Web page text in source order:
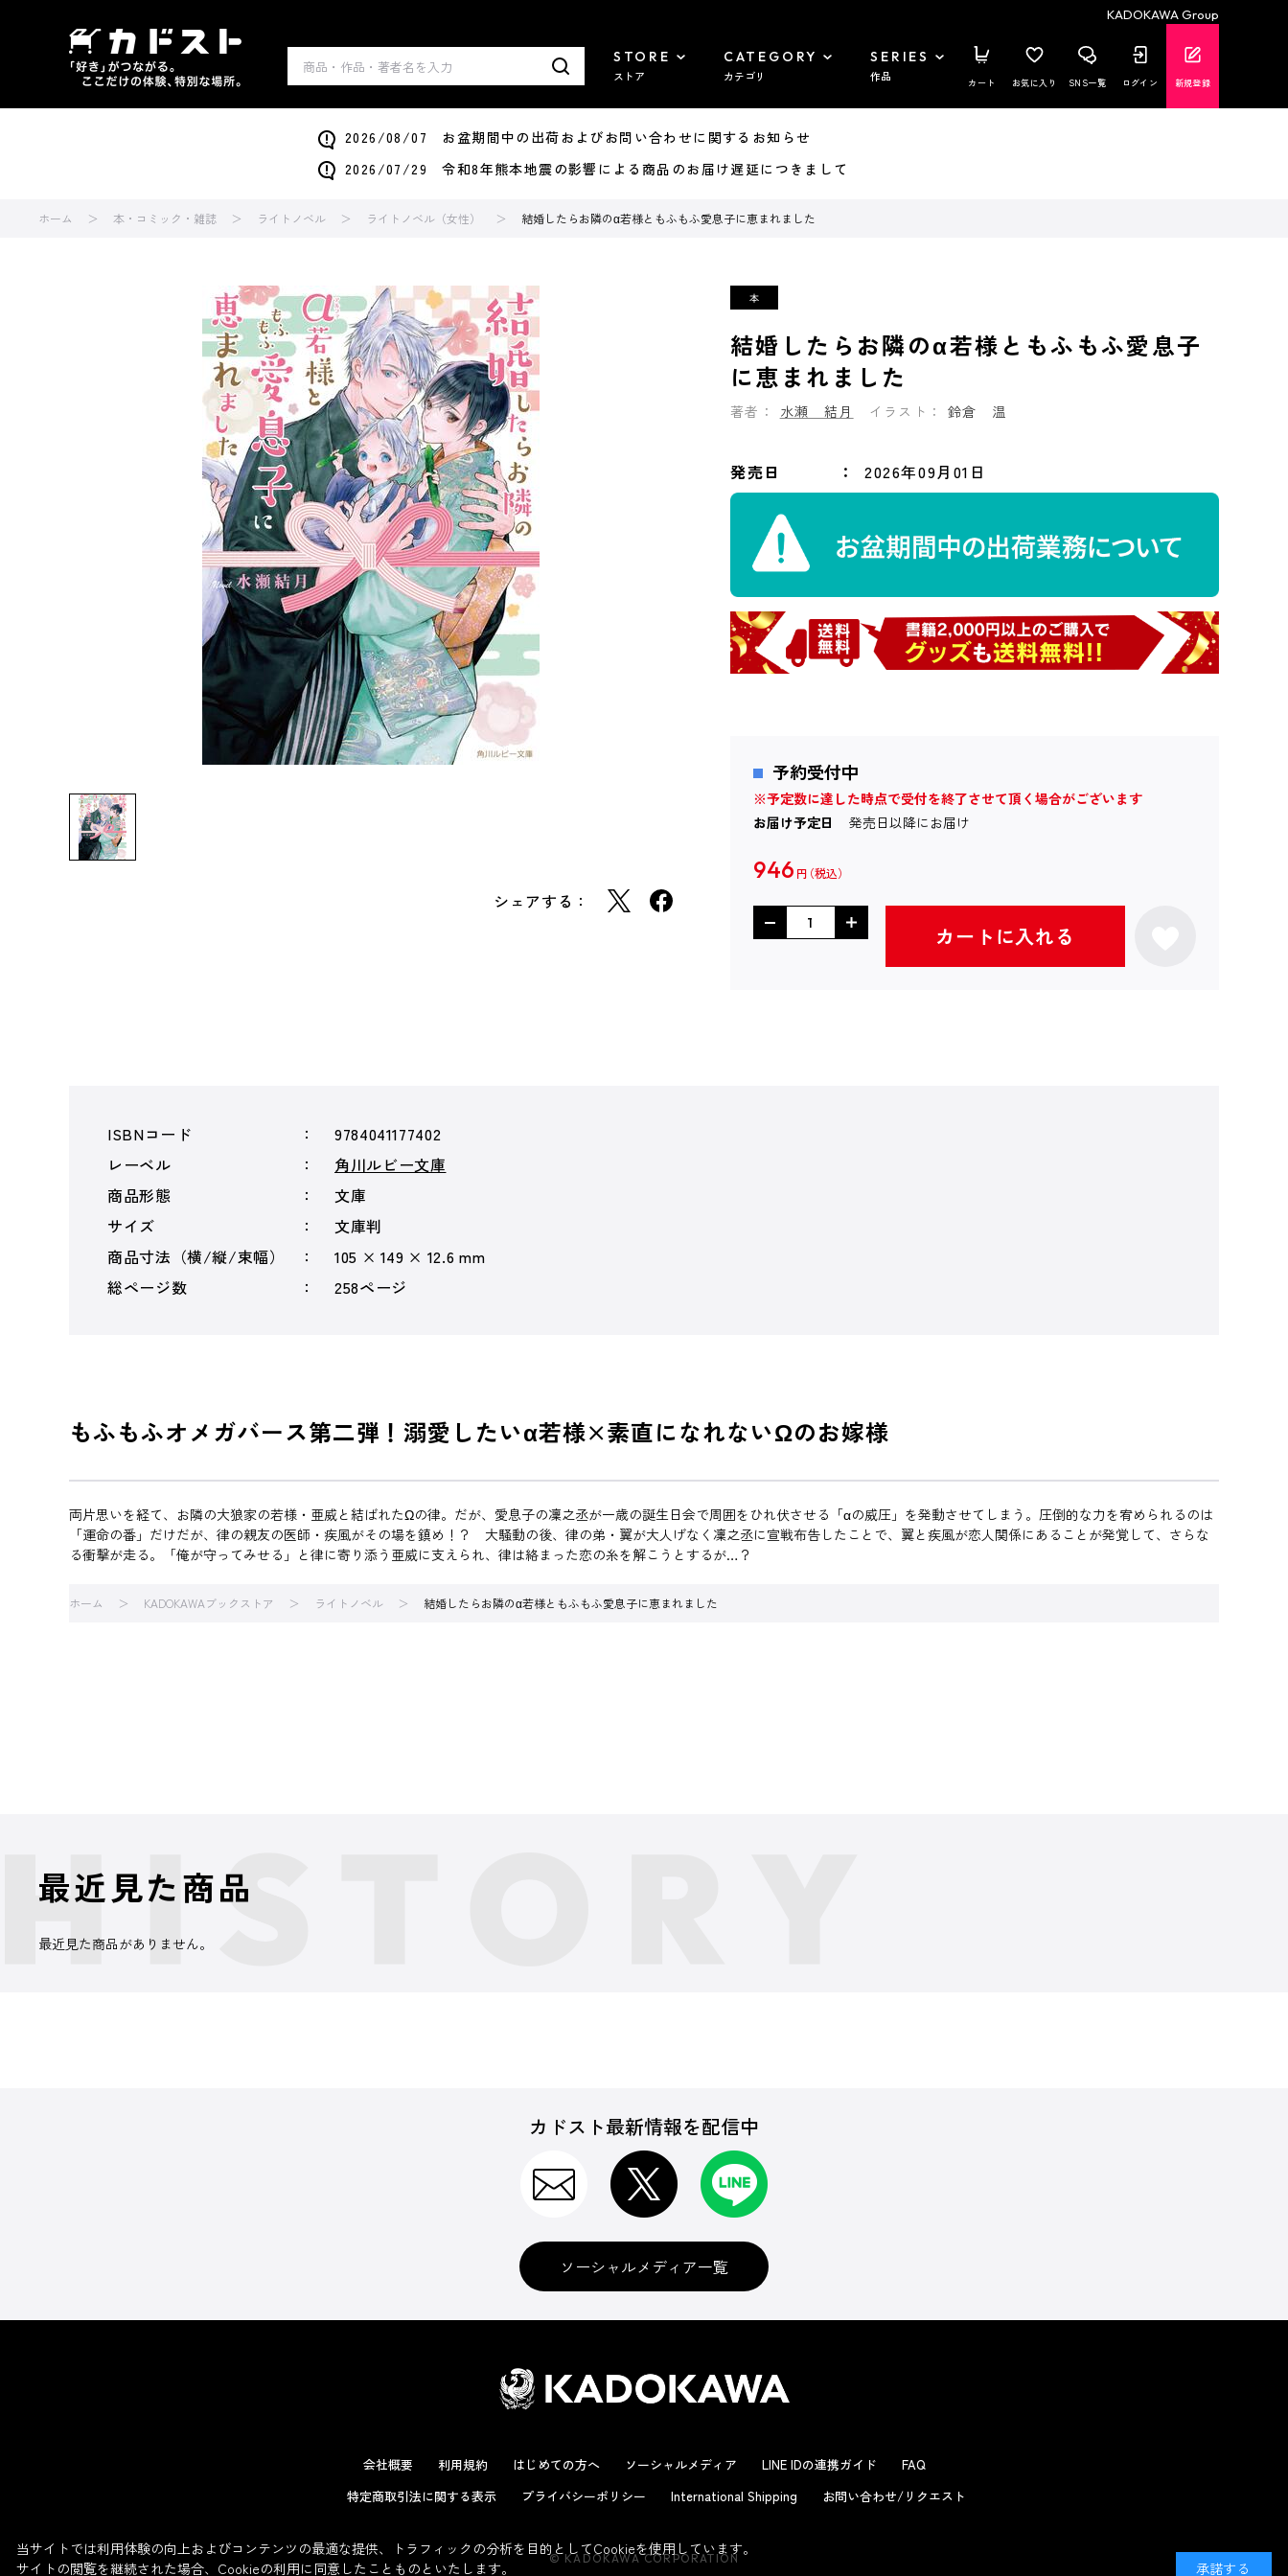
KADOKAWA Group
STORE
ストア
CATEGORY
カテゴリ
SERIES
作品 カート お気に入り SNS一覧 ログイン 新規登録
2026/08/07 お盆期間中の出荷およびお問い合わせに関するお知らせ
2026/07/29 令和8年熊本地震の影響による商品のお届け遅延につきまして
ホーム 本・コミック・雑誌 ライトノベル ライトノベル（女性） 結婚したらお隣のα若様ともふもふ愛息子に恵まれました
シェアする：
結婚したらお隣のα若様ともふもふ愛息子
に恵まれました
著者： 水瀬 結月 イラスト： 鈴倉 温
発売日 2026年09月01日
予約受付中
※予定数に達した時点で受付を終了させて頂く場合がございます
お届け予定日
発売日以降にお届け
946 円
カートに入れる
ISBNコード
9784041177402
レーベル
角川ルビー文庫
商品形態
文庫
サイズ
文庫判
商品寸法（横/縦/束幅）
105 × 149 × 12.6 mm
総ページ数
258ページ
もふもふオメガバース第二弾！溺愛したいα若様×素直になれないΩのお嫁様
両片思いを経て、お隣の大狼家の若様・亜威と結ばれたΩの律。だが、愛息子の凜之丞が一歳の誕生日会で周囲をひれ伏させる「αの威圧」を発動させてしまう。圧倒的な力を宥められるのは
「運命の番」だけだが、律の親友の医師・疾風がその場を鎮め！？ 大騒動の後、律の弟・翼が大人げなく凜之丞に宣戦布告したことで、翼と疾風が恋人関係にあることが発覚して、さらな
る衝撃が走る。「俺が守ってみせる」と律に寄り添う亜威に支えられ、律は絡まった恋の糸を解こうとするが…？
ホーム KADOKAWAブックストア ライトノベル 結婚したらお隣のα若様ともふもふ愛息子に恵まれました
最近見た商品
最近見た商品がありません。
カドスト最新情報を配信中
ソーシャルメディア一覧
会社概要 利用規約 はじめての方へ ソーシャルメディア LINE IDの連携ガイド
FAQ
特定商取引法に関する表示
プライバシーポリシー International Shipping お問い合わせ/リクエスト
© KADOKAWA CORPORATION
当サイトでは利用体験の向上およびコンテンツの最適な提供、トラフィックの分析を目的としてCookieを使用しています。
サイトの閲覧を継続された場合、Cookieの利用に同意したことものといたします。
承諾する